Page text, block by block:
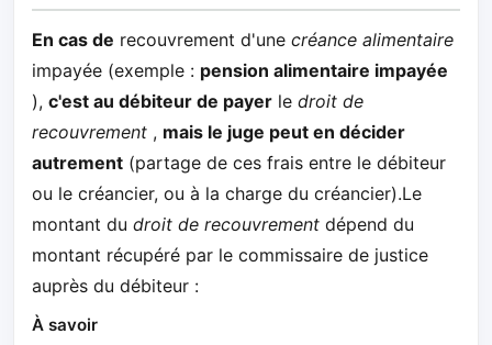
En cas de recouvrement d'une créance alimentaire
impayée (exemple : pension alimentaire impayée
), c'est au débiteur de payer le droit de
recouvrement , mais le juge peut en décider
autrement (partage de ces frais entre le débiteur
ou le créancier, ou à la charge du créancier).Le
montant du droit de recouvrement dépend du
montant récupéré par le commissaire de justice
auprès du débiteur :
À savoir